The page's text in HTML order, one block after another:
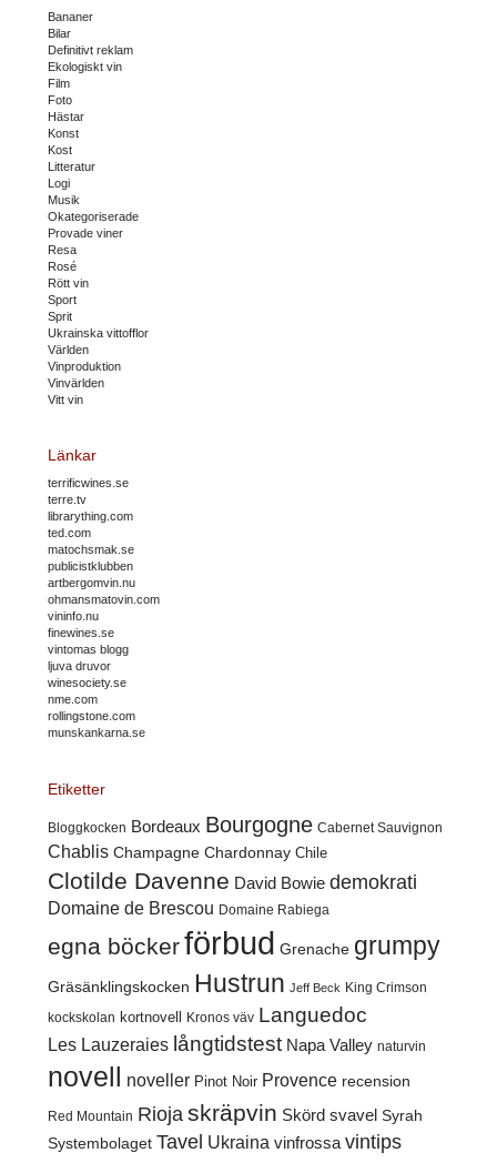
Bananer
Bilar
Definitivt reklam
Ekologiskt vin
Film
Foto
Hästar
Konst
Kost
Litteratur
Logi
Musik
Okategoriserade
Provade viner
Resa
Rosé
Rött vin
Sport
Sprit
Ukrainska vittofflor
Världen
Vinproduktion
Vinvärlden
Vitt vin
Länkar
terrificwines.se
terre.tv
librarything.com
ted.com
matochsmak.se
publicistklubben
artbergomvin.nu
ohmansmatovin.com
vininfo.nu
finewines.se
vintomas blogg
ljuva druvor
winesociety.se
nme.com
rollingstone.com
munskankarna.se
Etiketter
Bloggkocken Bordeaux Bourgogne Cabernet Sauvignon
Chablis Champagne Chardonnay Chile
Clotilde Davenne David Bowie demokrati
Domaine de Brescou Domaine Rabiega
egna böckerförbud Grenache grumpy
Gräsänklingskocken Hustrun Jeff Beck King Crimson
kockskolan kortnovell Kronos väv Languedoc
Les Lauzeraies långtidstest Napa Valley naturvin
novell noveller Pinot Noir Provence recension
Red Mountain Rioja skräpvin Skörd svavel Syrah
Systembolaget Tavel Ukraina vinfrossa vintips